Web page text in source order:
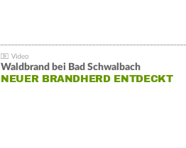
Waldbrand bei Bad Schwalbach
NEUER BRANDHERD ENTDECKT